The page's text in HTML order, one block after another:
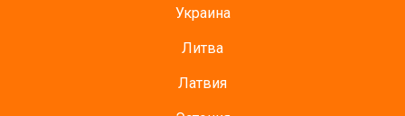
Украина
Литва
Латвия